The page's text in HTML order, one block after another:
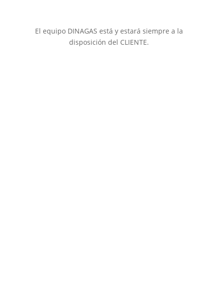
El equipo DINAGAS está y estará siempre a la
disposición del CLIENTE.